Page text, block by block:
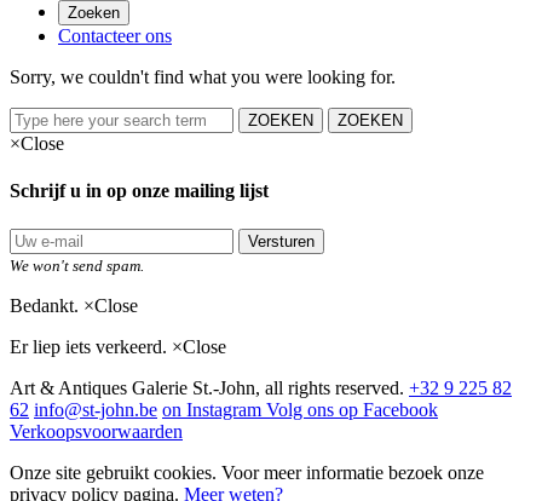
Zoeken
Contacteer ons
Sorry, we couldn't find what you were looking for.
ZOEKEN ZOEKEN
×Close
Schrijf u in op onze mailing lijst
Versturen
We won't send spam.
Bedankt. ×Close
Er liep iets verkeerd. ×Close
Art & Antiques Galerie St.-John, all rights reserved. +32 9 225 82
62 info@st-john.be on Instagram Volg ons op Facebook
Verkoopsvoorwaarden
Onze site gebruikt cookies. Voor meer informatie bezoek onze
privacy policy pagina. Meer weten?